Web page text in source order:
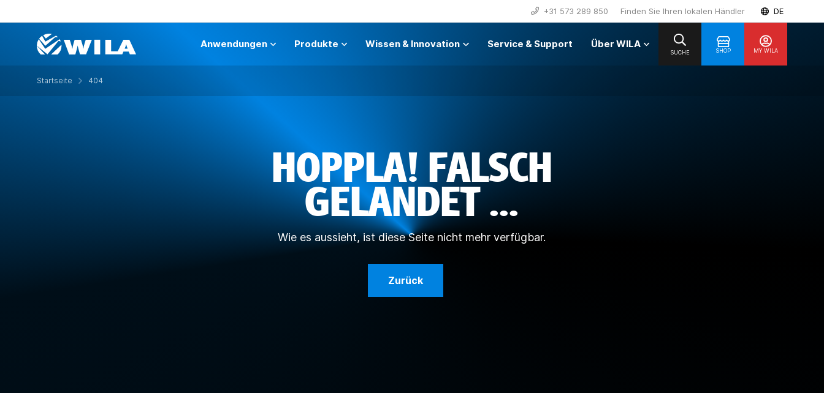
+31 573 289 850 Finden Sie Ihren lokalen Händler DE
Anwendungen Produkte Wissen & Innovation Service & Support Über WILA
SHOP MY WILA
SUCHE
Startseite 404
HOPPLA! FALSCH
GELANDET ...
Wie es aussieht, ist diese Seite nicht mehr verfügbar.
Zurück